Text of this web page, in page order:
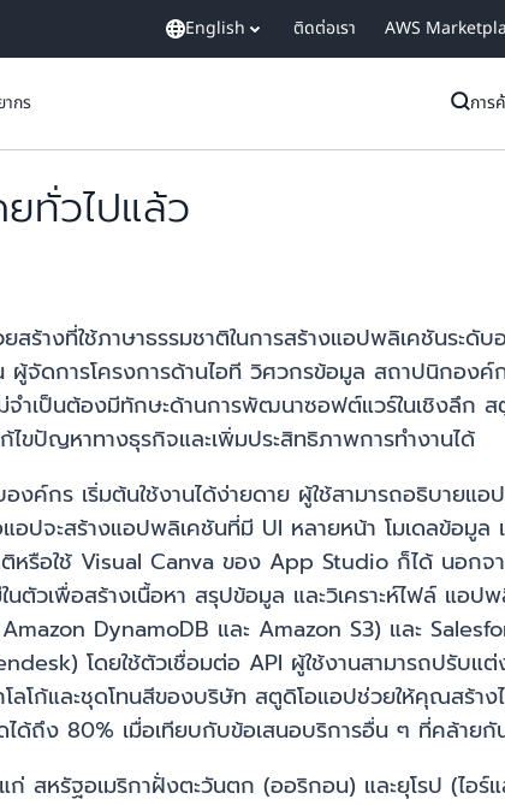
English ติดต่อเรา AWS
กร การ
ทั่วไปแล้ว
ร้างที่ใช้ภาษาธรรมชาติในการสร้างแอปพลิเคชันระดั
จัดการโครงการด้านไอที วิศวกรข้อมูล สถาปนิกองค์
เป็นต้องมีทักษะด้านการพัฒนาซอฟต์แวร์ในเชิงลึก ส
ไขปัญหาทางธุรกิจและเพิ่มประสิทธิภาพการทำงานได้
งค์กร เริ่มต้นใช้งานได้ง่ายดาย ผู้ใช้สามารถอธิบายแ
จะสร้างแอปพลิเคชันที่มี UI หลายหน้า โมเดลข้อมูล
ติหรือใช้ Visual Canva ของ App Studio ก็ได้ นอก
วเพื่อสร้างเนื้อหา สรุปข้อมูล และวิเคราะห์ไฟล์ แอ
DynamoDB และ Amazon S3) และ
โดยใช้ตัวเชื่อมต่อ API ผู้ใช้งานสามารถปรับ
โก้และชุดโทนสีของบริษัท สตูดิโอแอปช่วยให้คุณสร้าง
ได้ถึง 80% เมื่อเทียบกับข้อเสนอบริการอื่น ๆ ที่คล้ายกั
ก่ สหรัฐอเมริกาฝั่งตะวันตก (ออริกอน) และยุโรป (ไอร์